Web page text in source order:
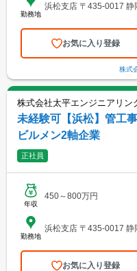
勤務地
浜松支店 〒435-0017
お気に入り登録
株式
株式会社太平エンジニアリン
未経験可【浜松】管工
ビルメン2軸企業
正社員
年収
450～800万円
勤務地
浜松支店 〒435-0017
お気に入り登録